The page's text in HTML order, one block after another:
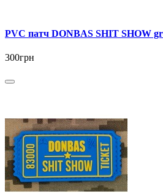
PVC патч DONBAS SHIT SHOW
300грн